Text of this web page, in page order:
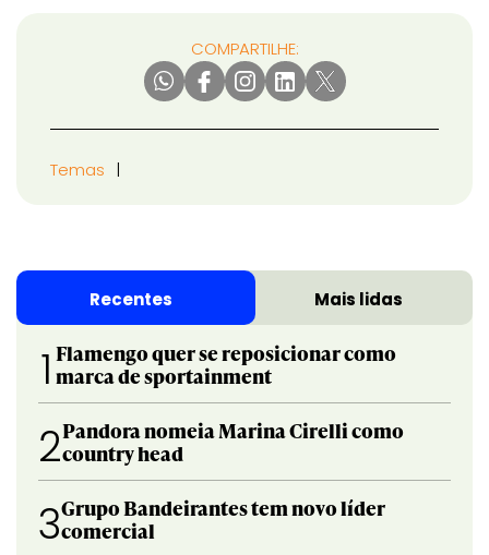
COMPARTILHE:
Temas
Recentes Mais lidas
1 Flamengo quer se reposicionar como
marca de sportainment
2Pandora nomeia Marina Cirelli como
country head
3Grupo Bandeirantes tem novo líder
comercial